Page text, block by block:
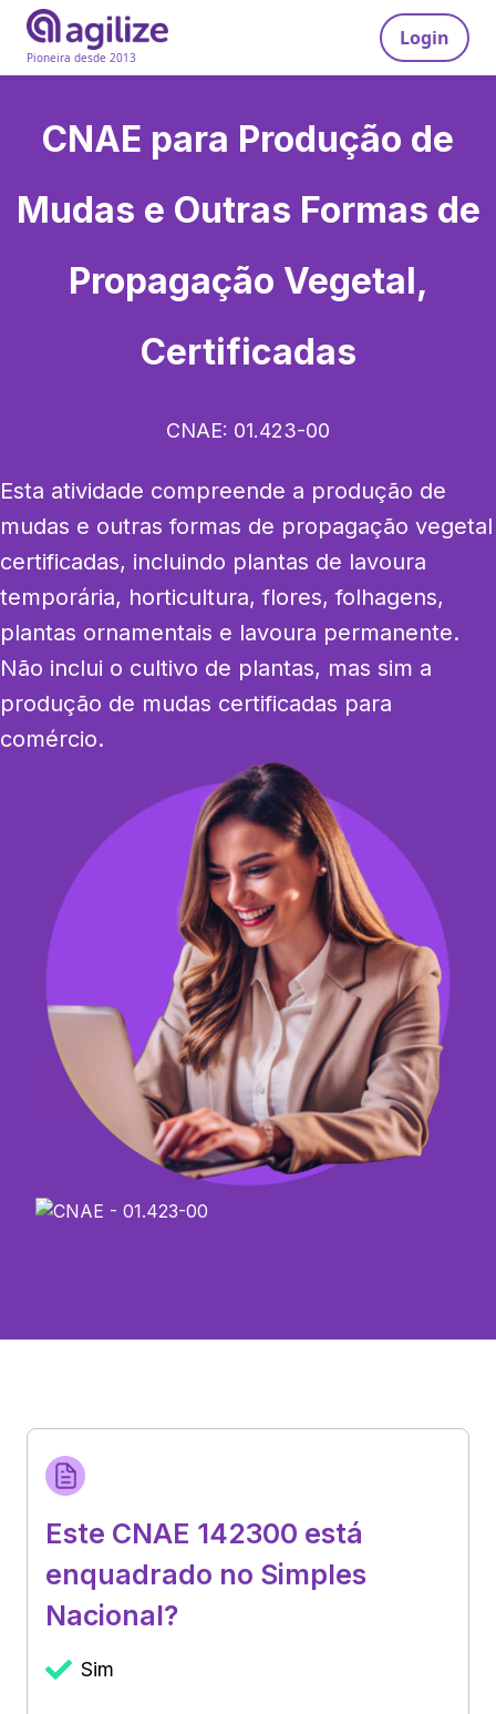
Pioneira desde 2013
Login
CNAE para Produção de
Mudas e Outras Formas de
Propagação Vegetal,
Certificadas
CNAE: 01.423-00
Esta atividade compreende a produção de
mudas e outras formas de propagação vegetal
certificadas, incluindo plantas de lavoura
temporária, horticultura, flores, folhagens,
plantas ornamentais e lavoura permanente.
Não inclui o cultivo de plantas, mas sim a
produção de mudas certificadas para
comércio.
Este CNAE 142300 está
enquadrado no Simples
Nacional?
Sim